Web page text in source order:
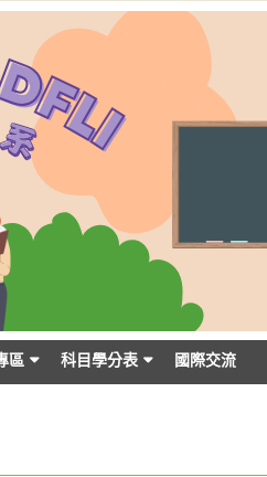
區 科目學分表 國際交流